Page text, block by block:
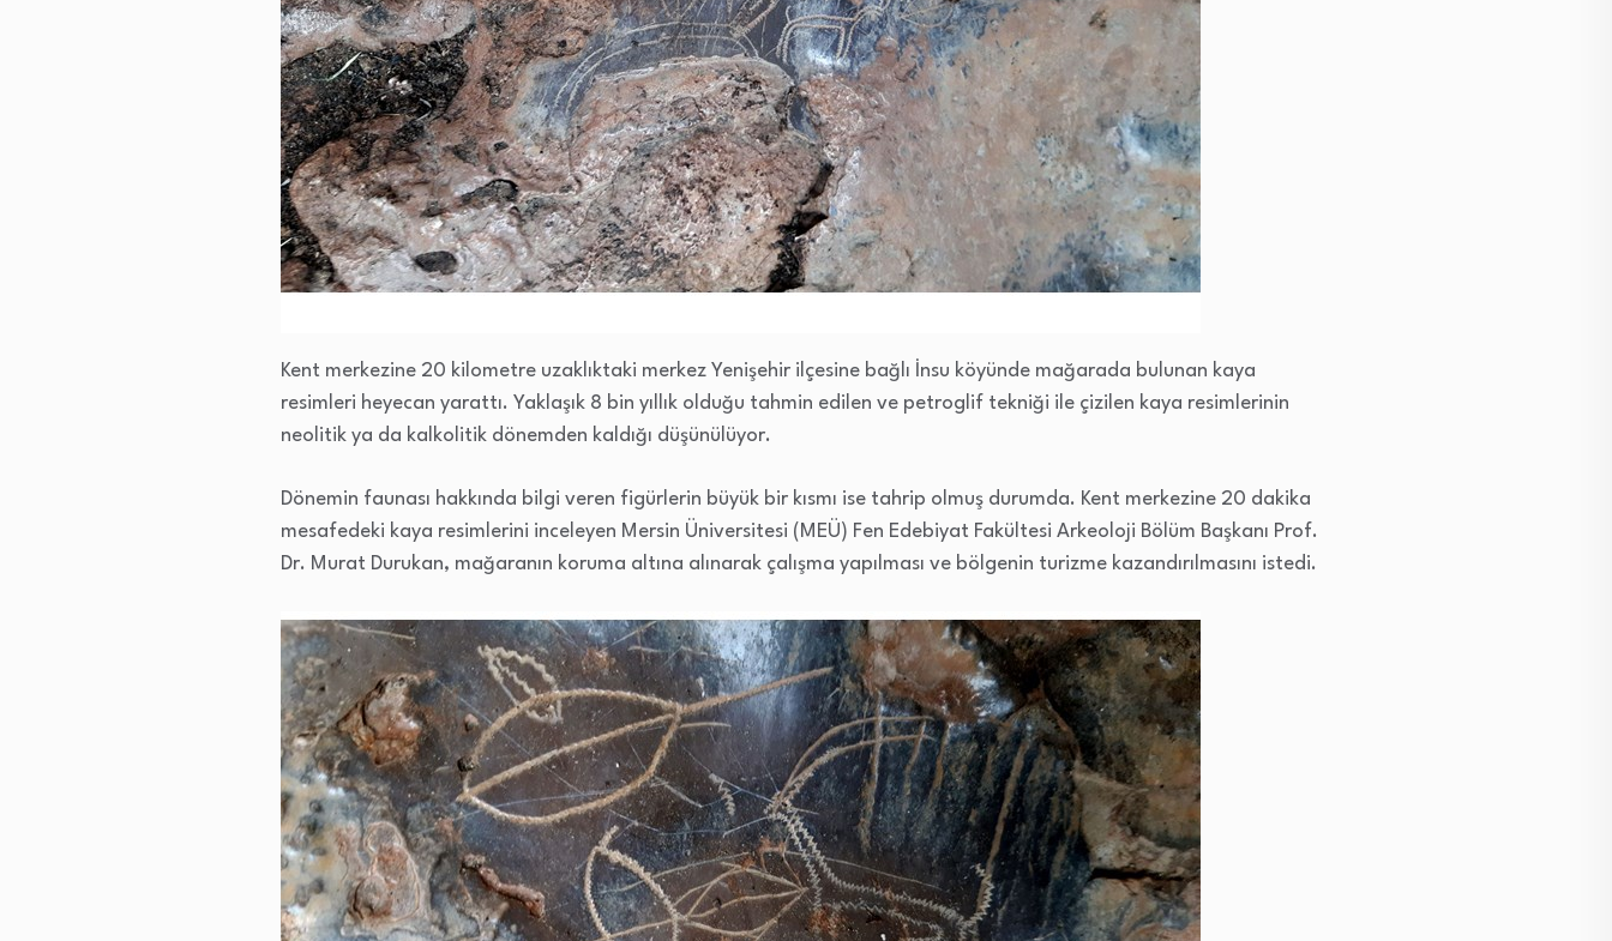
Kent merkezine 20 kilometre uzaklıktaki merkez Yenişehir ilçesine bağlı İnsu köyünde mağarada bulunan kaya
resimleri heyecan yarattı. Yaklaşık 8 bin yıllık olduğu tahmin edilen ve petroglif tekniği ile çizilen kaya resimlerinin
neolitik ya da kalkolitik dönemden kaldığı düşünülüyor.
Dönemin faunası hakkında bilgi veren figürlerin büyük bir kısmı ise tahrip olmuş durumda. Kent merkezine 20 dakika
mesafedeki kaya resimlerini inceleyen Mersin Üniversitesi (MEÜ) Fen Edebiyat Fakültesi Arkeoloji Bölüm Başkanı Prof.
Dr. Murat Durukan, mağaranın koruma altına alınarak çalışma yapılması ve bölgenin turizme kazandırılmasını istedi.